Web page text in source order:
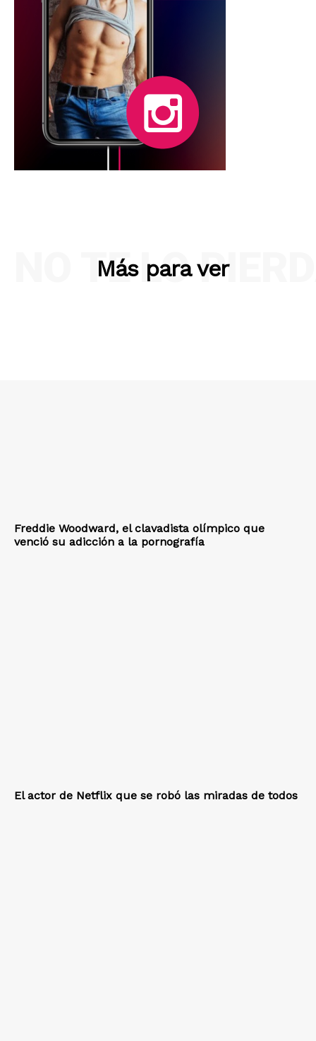
Más para ver
NO TE LO
Freddie Woodward, el clavadista olímpico que
venció su adicción a la pornografía
El actor de Netflix que se robó las miradas de todos